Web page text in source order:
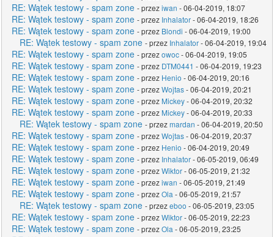
RE: Wątek testowy - spam zone - przeziwan - 06-04-2019, 18:07
RE: Wątek testowy - spam zone - przez Inhalator- 06-04-2019, 18:26
RE: Wątek testowy - spam zone - przez Blondi - 06-04-2019, 19:00
RE: Wątek testowy - spam zone - przez Inhalator- 06-04-2019, 19:04
RE: Wątek testowy - spam zone - przezowoc- 06-04-2019, 19:05
RE: Wątek testowy - spam zone - przez DTM0441 - 06-04-2019, 19:23
RE: Wątek testowy - spam zone - przez Henio - 06-04-2019, 20:16
RE: Wątek testowy - spam zone - przezWojtas- 06-04-2019, 20:21
RE: Wątek testowy - spam zone - przez Mickey- 06-04-2019, 20:32
RE: Wątek testowy - spam zone - przez Mickey- 06-04-2019, 20:33
RE: Wątek testowy - spam zone - przezmardan - 06-04-2019, 20:50
RE: Wątek testowy - spam zone - przezWojtas- 06-04-2019, 20:37
RE: Wątek testowy - spam zone - przez Henio - 06-04-2019, 20:49
RE: Wątek testowy - spam zone - przez Inhalator- 06-05-2019, 06:49
RE: Wątek testowy - spam zone - przezWiktor- 06-05-2019, 21:32
RE: Wątek testowy - spam zone - przeziwan - 06-05-2019, 21:49
RE: Wątek testowy - spam zone - przezOla - 06-05-2019, 21:57
RE: Wątek testowy - spam zone - przezeboo - 06-05-2019, 23:05
RE: Wątek testowy - spam zone - przezWiktor- 06-05-2019, 22:23
RE: Wątek testowy - spam zone - przezOla - 06-05-2019, 23:25